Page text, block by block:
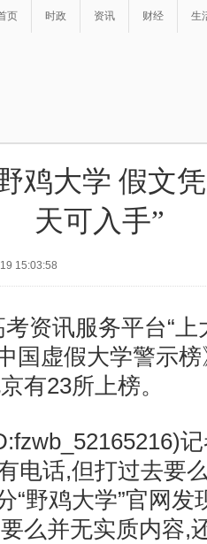
页 时政 资讯 财经 生
鸡大学 假文
天可入手”
15:03:58
讯服务平台“上
国虚假大学警示
有23所上榜。
记
电话,但打过去要
“野鸡大学”官网
么并无实质内容,